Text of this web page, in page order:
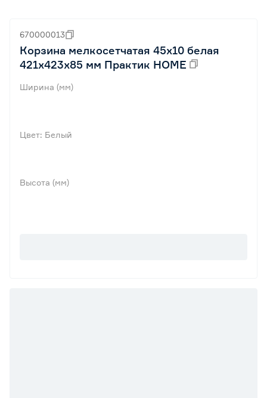
670000013
Корзина мелкосетчатая 45х10 белая
421x423х85 мм Практик HOME
Ширина (мм)
Цвет: Белый
Высота (мм)